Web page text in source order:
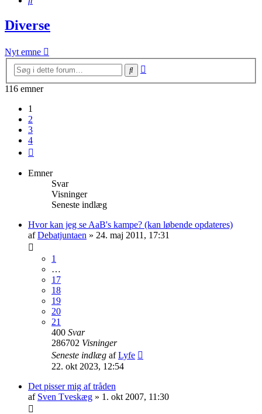
Diverse
Nyt emne
Søg
116 emner
1
2
3
4
Emner
Svar
Visninger
Seneste indlæg
Hvor kan jeg se AaB's kampe? (kan løbende opdateres)
afDebatjuntaen » 24. maj 2011, 17:31
1
…
17
18
19
20
21
400 Svar
286702 Visninger
Seneste indlæg afLyfe
22. okt 2023, 12:54
Det pisser mig af tråden
af Sven Tveskæg » 1. okt 2007, 11:30